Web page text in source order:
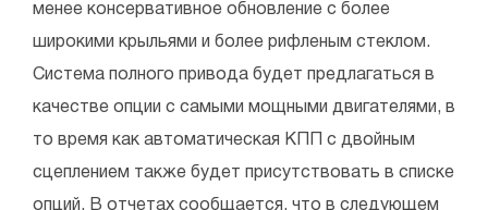
менее консервативное обновление с более
широкими крыльями и более рифленым стеклом.
Система полного привода будет предлагаться в
качестве опции с самыми мощными двигателями, в
то время как автоматическая КПП с двойным
сцеплением также будет присутствовать в списке
опций. В отчетах сообщается, что в следующем